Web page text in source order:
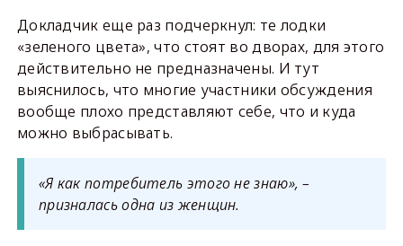
Докладчик еще раз подчеркнул: те лодки
«зеленого цвета», что стоят во дворах, для этого
действительно не предназначены. И тут
выяснилось, что многие участники обсуждения
вообще плохо представляют себе, что и куда
можно выбрасывать.
«Я как потребитель этого не знаю», –
призналась одна из женщин.